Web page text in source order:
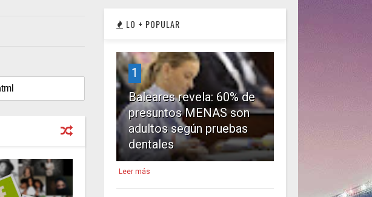
LO + POPULAR
1
Baleares revela: 60% de
presuntos MENAS son
adultos según pruebas
dentales
Leer más